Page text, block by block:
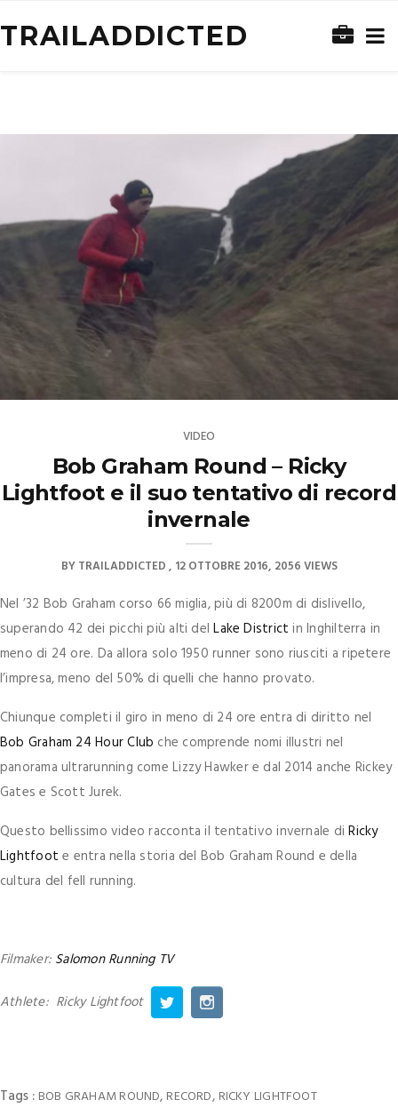
TRAILADDICTED
VIDEO
Bob Graham Round – Ricky
Lightfoot e il suo tentativo di record
invernale
BYTRAILADDICTED 12 OTTOBRE 2016 2056 VIEWS
Nel ’32 Bob Graham corso 66 miglia, più di 8200m di dislivello,
superando 42 dei picchi più alti delLake District in Inghilterra in
meno di 24 ore. Da allora solo 1950 runner sono riusciti a ripetere
l’impresa, meno del 50% di quelli che hanno provato.
Chiunque completi il giro in meno di 24 ore entra di diritto nel
Bob Graham 24 Hour Club che comprende nomi illustri nel
panorama ultrarunning come Lizzy Hawker e dal 2014 anche Rickey
Gates e Scott Jurek.
Questo bellissimo video racconta il tentativo invernale diRicky
Lightfoot e entra nella storia del Bob Graham Round e della
cultura del fell running.
Filmaker: Salomon Running TV
Athlete: Ricky Lightfoot
Tags : BOB GRAHAM ROUND, RECORD, RICKY LIGHTFOOT